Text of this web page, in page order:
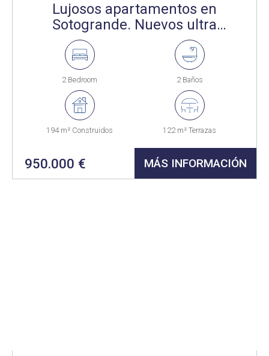
Lujosos apartamentos en
Sotogrande. Nuevos ultra
contemporáneos en el complejo
de lujo Village Verde de La
Reserva de Sotogrande
2 Bedroom 2 Baños
194 m² Construidos 122 m² Terrazas
950.000 € MÁS INFORMACIÓN